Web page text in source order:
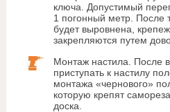
ключа. Допустимый
1 погонный метр. После
будет выровнена,
закрепляются путем
Монтаж настила. После
приступать к настилу
монтажа «чернового»
которую крепят
доска.